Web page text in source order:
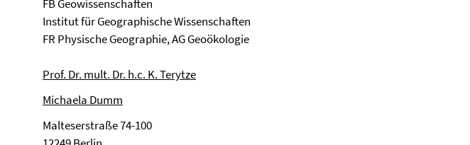
FB Geowissenschaften
Institut für Geographische Wissenschaften
FR Physische Geographie, AG Geoökologie
Prof. Dr. mult. Dr. h.c. K. Terytze
Michaela Dumm
Malteserstraße 74-100